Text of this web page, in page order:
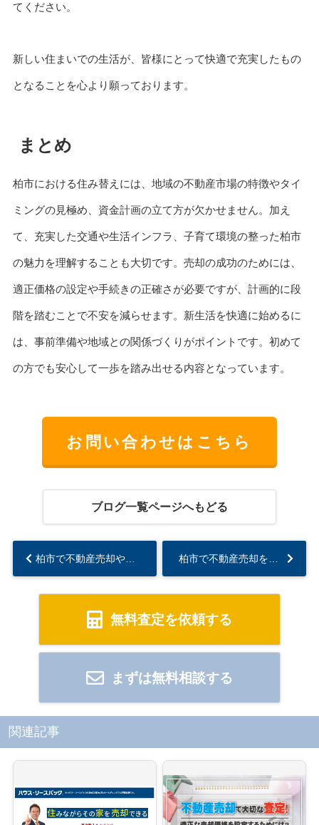
てください。
新しい住まいでの生活が、皆様にとって快適で充実したもの
となることを心より願っております。
まとめ
柏市における住み替えには、地域の不動産市場の特徴やタイ
ミングの見極め、資金計画の立て方が欠かせません。加え
て、充実した交通や生活インフラ、子育て環境の整った柏市
の魅力を理解することも大切です。売却の成功のためには、
適正価格の設定や手続きの正確さが必要ですが、計画的に段
階を踏むことで不安を減らせます。新生活を快適に始めるに
は、事前準備や地域との関係づくりがポイントです。初めて
の方でも安心して一歩を踏み出せる内容となっています。
お問い合わせはこちら
ブログ一覧ページへもどる
柏市で不動産売却や住み替えの流れはどうする？ポイントや注意点を解説...
無料査定を依頼する
まずは無料相談する
関連記事